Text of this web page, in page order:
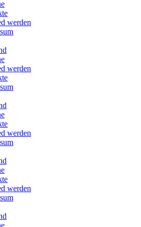
werden
werden
werden
werden